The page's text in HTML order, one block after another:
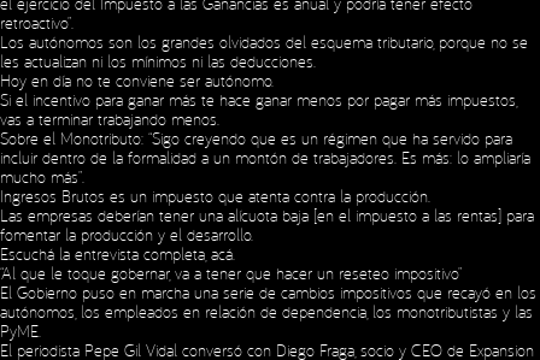
retroactivo”.
Los autónomos son los grandes olvidados del esquema tributario, porque no se
les actualizan ni los mínimos ni las deducciones.
Hoy en día no te conviene ser autónomo.
Si el incentivo para ganar más te hace ganar menos por pagar más impuestos,
vas a terminar trabajando menos.
Sobre el Monotributo: “Sigo creyendo que es un régimen que ha servido para
incluir dentro de la formalidad a un montón de trabajadores. Es más: lo ampliaría
mucho más”.
Ingresos Brutos es un impuesto que atenta contra la producción.
Las empresas deberían tener una alícuota baja [en el impuesto a las rentas] para
fomentar la producción y el desarrollo.
Escuchá la entrevista completa, acá
“Al que le toque gobernar, va a tener que hacer un reseteo impositivo”
El Gobierno puso en marcha una serie de cambios impositivos que recayó en los
autónomos, los empleados en relación de dependencia, los monotributistas y las
PyME.
El periodista Pepe Gil Vidal conversó con Diego Fraga, socio y CEO de Expansion